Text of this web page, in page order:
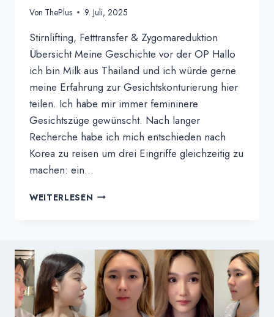
Von ThePlus 9. Juli, 2025
Stirnlifting, Fetttransfer & Zygomareduktion
Übersicht Meine Geschichte vor der OP Hallo
ich bin Milk aus Thailand und ich würde gerne
meine Erfahrung zur Gesichtskonturierung hier
teilen. Ich habe mir immer femininere
Gesichtszüge gewünscht. Nach langer
Recherche habe ich mich entschieden nach
Korea zu reisen um drei Eingriffe gleichzeitig zu
machen: ein...
WEITERLESEN MILK'S
IN
KOREA:
STIRNLIFTING,
FETTTRANSFER,
ZYGOMAREDUKTION